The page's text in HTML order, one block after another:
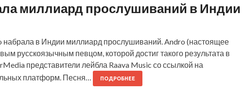
миллиард прослушиваний в Индии
набрала в Индии миллиард прослушиваний. Andro (настоящее
русскоязычным певцом, которой достиг такого результата в
представители лейбла Raava Music со ссылкой на
платформ. Песня…
ПОДРОБНЕЕ